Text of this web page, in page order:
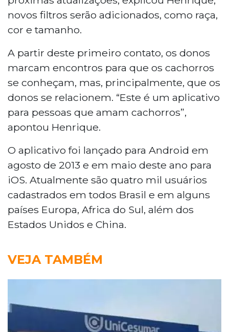
novos filtros serão adicionados, como raça,
cor e tamanho.
A partir deste primeiro contato, os donos
marcam encontros para que os cachorros
se conheçam, mas, principalmente, que os
donos se relacionem. “Este é um aplicativo
para pessoas que amam cachorros”,
apontou Henrique.
O aplicativo foi lançado para Android em
agosto de 2013 e em maio deste ano para
iOS. Atualmente são quatro mil usuários
cadastrados em todos Brasil e em alguns
países Europa, Africa do Sul, além dos
Estados Unidos e China.
VEJA TAMBÉM